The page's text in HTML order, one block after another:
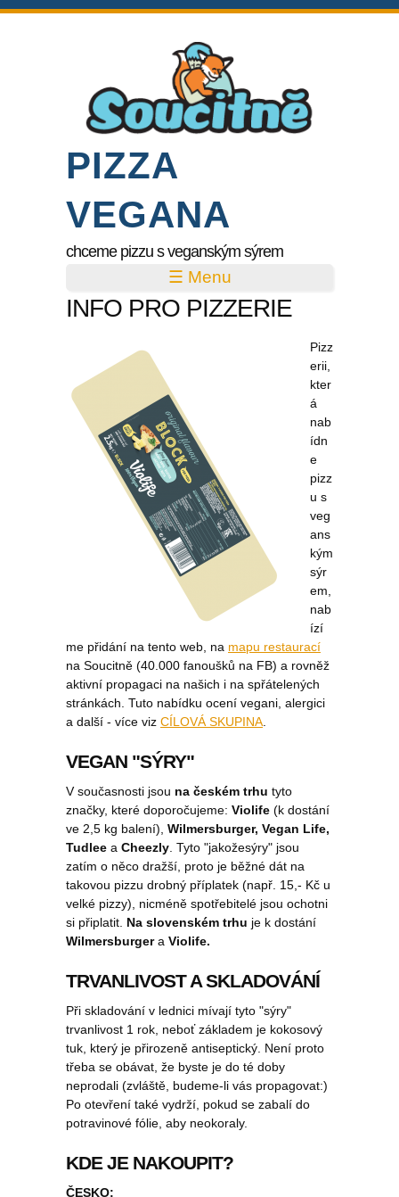
PIZZA
VEGANA
chceme pizzu s veganským sýrem
☰ Menu
INFO PRO PIZZERIE
Pizz
erii,
kter
á
nab
ídn
e
pizz
u s
veg
ans
kým
sýr
em,
nab
ízí
me přidání na tento web, na mapu restaurací
na Soucitně (40.000 fanoušků na FB) a rovněž
aktivní propagaci na našich i na spřátelených
stránkách. Tuto nabídku ocení vegani, alergici
a další - více viz CÍLOVÁ SKUPINA
VEGAN "SÝRY"
V současnosti jsou na českém trhu tyto
značky, které doporočujeme: Violife (k dostání
ve 2,5 kg balení), Wilmersburger, Vegan Life,
Tudlee a Cheezly . Tyto "jakožesýry" jsou
zatím o něco dražší, proto je běžné dát na
takovou pizzu drobný příplatek (např. 15,- Kč u
velké pizzy), nicméně spotřebitelé jsou ochotni
si připlatit. Na slovenském trhu je k dostání
Wilmersburgera Violife.
TRVANLIVOST A SKLADOVÁNÍ
Při skladování v lednici mívají tyto "sýry"
trvanlivost 1 rok, neboť základem je kokosový
tuk, který je přirozeně antiseptický. Není proto
třeba se obávat, že byste je do té doby
neprodali (zvláště, budeme-li vás propagovat:)
Po otevření také vydrží, pokud se zabalí do
potravinové fólie, aby neokoraly.
KDE JE NAKOUPIT?
ČESKO: